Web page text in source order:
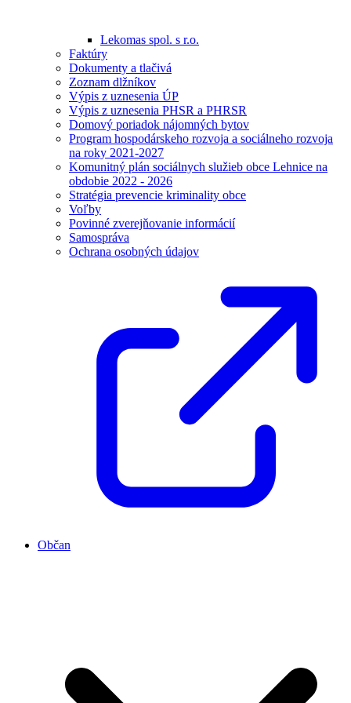
Lekomas spol. s r.o.
Faktúry
Dokumenty a tlačivá
Zoznam dlžníkov
Výpis z uznesenia ÚP
Výpis z uznesenia PHSR a PHRSR
Domový poriadok nájomných bytov
Program hospodárskeho rozvoja a sociálneho rozvoja
na roky 2021-2027
Komunitný plán sociálnych služieb obce Lehnice na
obdobie 2022 - 2026
Stratégia prevencie kriminality obce
Voľby
Povinné zverejňovanie informácií
Samospráva
Ochrana osobných údajov
Občan